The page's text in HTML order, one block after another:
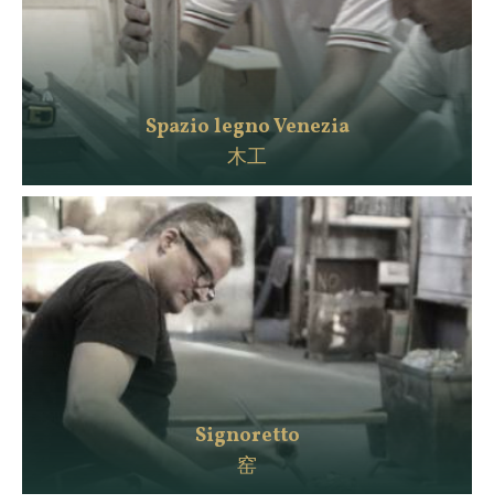
Spazio legno Venezia
木工
Signoretto
窑